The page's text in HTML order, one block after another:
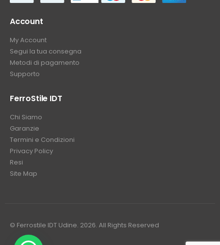
Account
My Account
Segui la tua consegna
Metodi di pagamento
Supporto
FerroStile IDT
Chi Siamo
Garanzie
Termini e Condizioni
Privacy Policy
Resi
Site Map
© Ferrostile IDT Udine. 2026. All Rights Reserved